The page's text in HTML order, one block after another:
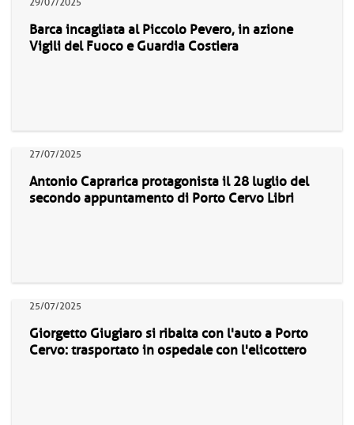
Barca incagliata al Piccolo Pevero, in azione
Vigili del Fuoco e Guardia Costiera
27/07/2025
Antonio Caprarica protagonista il 28 luglio del
secondo appuntamento di Porto Cervo Libri
25/07/2025
Giorgetto Giugiaro si ribalta con l'auto a Porto
Cervo: trasportato in ospedale con l'elicottero